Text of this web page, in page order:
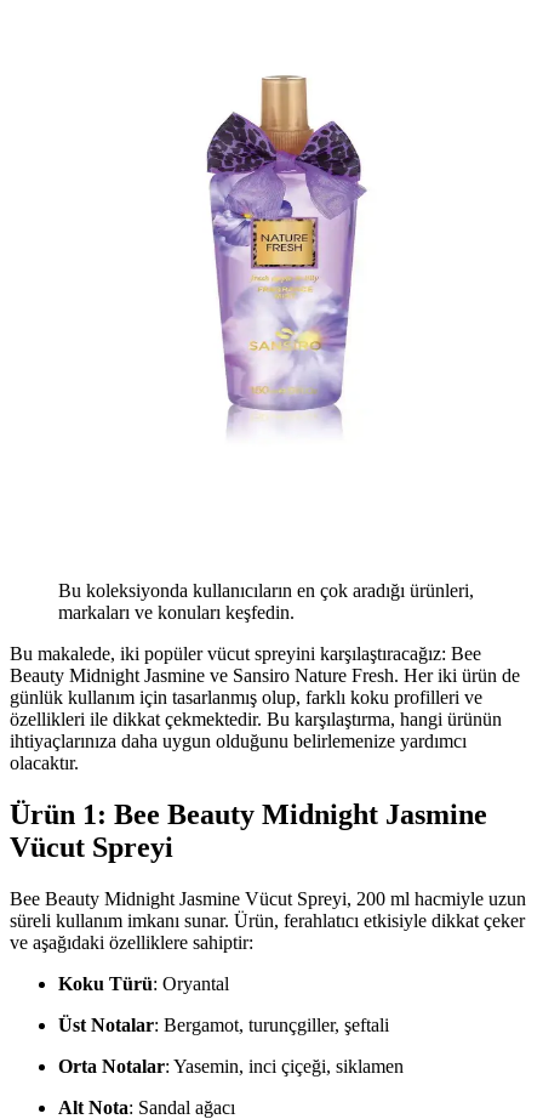
Bu koleksiyonda kullanıcıların en çok aradığı ürünleri,
markaları ve konuları keşfedin.
Bu makalede, iki popüler vücut spreyini karşılaştıracağız: Bee
Beauty Midnight Jasmine ve Sansiro Nature Fresh. Her iki ürün de
günlük kullanım için tasarlanmış olup, farklı koku profilleri ve
özellikleri ile dikkat çekmektedir. Bu karşılaştırma, hangi ürünün
ihtiyaçlarınıza daha uygun olduğunu belirlemenize yardımcı
olacaktır.
Ürün 1: Bee Beauty Midnight Jasmine
Vücut Spreyi
Bee Beauty Midnight Jasmine Vücut Spreyi, 200 ml hacmiyle uzun
süreli kullanım imkanı sunar. Ürün, ferahlatıcı etkisiyle dikkat çeker
ve aşağıdaki özelliklere sahiptir:
Koku Türü: Oryantal
Üst Notalar: Bergamot, turunçgiller, şeftali
Orta Notalar: Yasemin, inci çiçeği, siklamen
Alt Nota: Sandal ağacı